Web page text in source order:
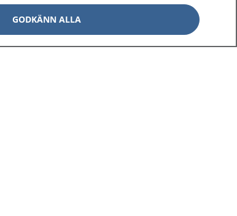
GODKÄNN ALLA